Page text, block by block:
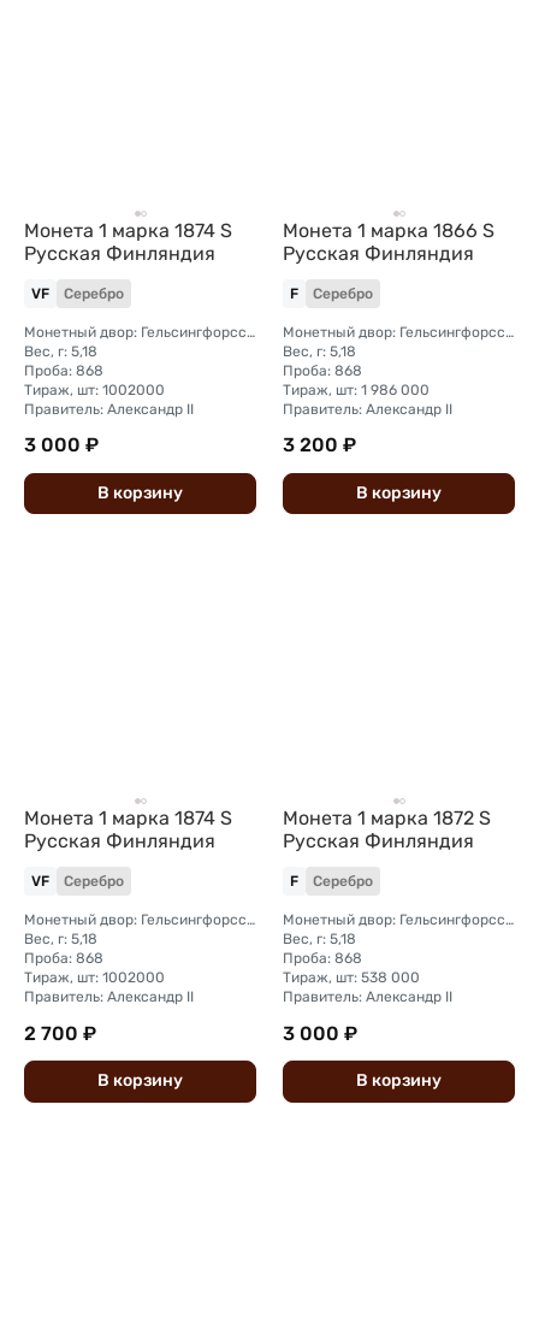
Монета 1 марка 1874 S
Русская Финляндия
VF Серебро
Монетный двор: Гельсингфорсский монетный двор (Финляндия)
Вес, г: 5,18
Проба: 868
Тираж, шт: 1002000
Правитель: Александр II
3 000 ₽
В корзину
Монета 1 марка 1866 S
Русская Финляндия
F Серебро
Монетный двор: Гельсингфорсский монетный двор (Финляндия)
Вес, г: 5,18
Проба: 868
Тираж, шт: 1 986 000
Правитель: Александр II
3 200 ₽
В корзину
Монета 1 марка 1874 S
Русская Финляндия
VF Серебро
Монетный двор: Гельсингфорсский монетный двор (Финляндия)
Вес, г: 5,18
Проба: 868
Тираж, шт: 1002000
Правитель: Александр II
2 700 ₽
В корзину
Монета 1 марка 1872 S
Русская Финляндия
F Серебро
Монетный двор: Гельсингфорсский монетный двор (Финляндия)
Вес, г: 5,18
Проба: 868
Тираж, шт: 538 000
Правитель: Александр II
3 000 ₽
В корзину